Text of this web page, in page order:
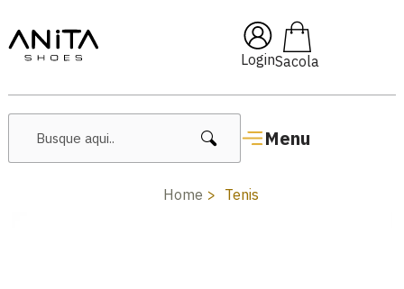
Login
Menu
🔥 Lançamentos Femininos
Home Tenis